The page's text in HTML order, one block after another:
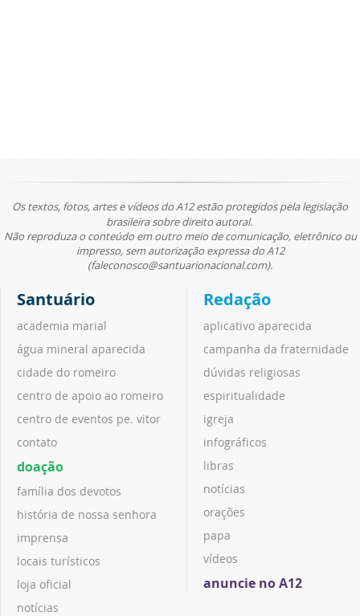
Os textos, fotos, artes e vídeos do A12 estão protegidos pela legislação
brasileira sobre direito autoral.
Não reproduza o conteúdo em outro meio de comunicação, eletrônico ou
impresso, sem autorização expressa do A12
(faleconosco@santuarionacional.com).
Santuário
academia marial
água mineral aparecida
cidade do romeiro
centro de apoio ao romeiro
centro de eventos pe. vitor
contato
doação
família dos devotos
história de nossa senhora
imprensa
locais turísticos
loja oficial
notícias
Redação
aplicativo aparecida
campanha da fraternidade
dúvidas religiosas
espiritualidade
igreja
infográficos
libras
notícias
orações
papa
vídeos
anuncie no A12